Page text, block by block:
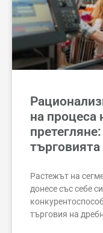
на процеса
Растежът на
донесе със себе
търговия на